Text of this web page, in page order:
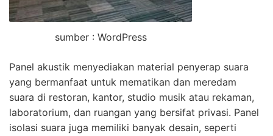
sumber : WordPress
Panel akustik menyediakan material penyerap suara
yang bermanfaat untuk mematikan dan meredam
suara di restoran, kantor, studio musik atau rekaman,
laboratorium, dan ruangan yang bersifat privasi. Panel
isolasi suara juga memiliki banyak desain, seperti